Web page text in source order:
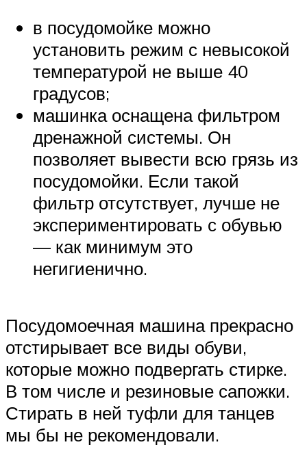
в посудомойке можно
установить режим с невысокой
температурой не выше 40
градусов;
машинка оснащена фильтром
дренажной системы. Он
позволяет вывести всю грязь из
посудомойки. Если такой
фильтр отсутствует, лучше не
экспериментировать с обувью
— как минимум это
негигиенично.
Посудомоечная машина прекрасно
отстирывает все виды обуви,
которые можно подвергать стирке.
В том числе и резиновые сапожки.
Стирать в ней туфли для танцев
мы бы не рекомендовали.